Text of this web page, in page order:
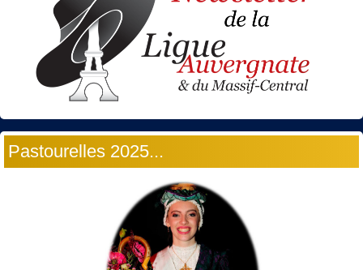
Pastourelles 2025...